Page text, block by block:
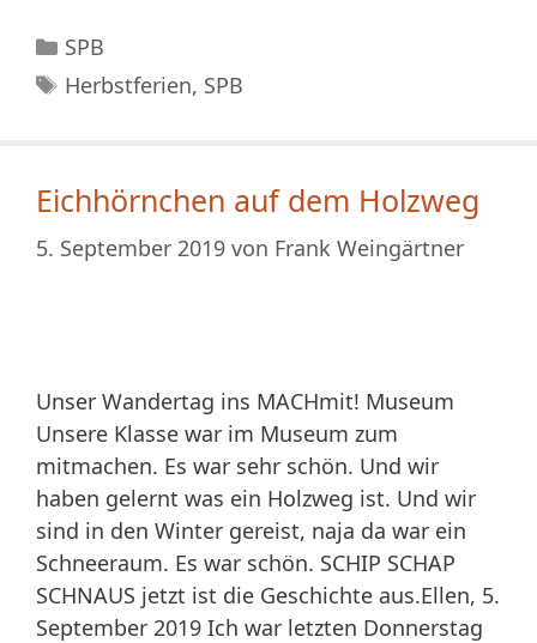
Kategorien
SPB
Schlagwörter
Herbstferien, SPB
Eichhörnchen auf dem Holzweg
5. September 2019 von Frank Weingärtner
Unser Wandertag ins MACHmit! Museum
Unsere Klasse war im Museum zum
mitmachen. Es war sehr schön. Und wir
haben gelernt was ein Holzweg ist. Und wir
sind in den Winter gereist, naja da war ein
Schneeraum. Es war schön. SCHIP SCHAP
SCHNAUS jetzt ist die Geschichte aus.Ellen, 5.
September 2019 Ich war letzten Donnerstag